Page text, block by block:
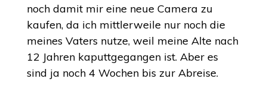
noch damit mir eine neue Camera zu
kaufen, da ich mittlerweile nur noch die
meines Vaters nutze, weil meine Alte nach
12 Jahren kaputtgegangen ist. Aber es
sind ja noch 4 Wochen bis zur Abreise.